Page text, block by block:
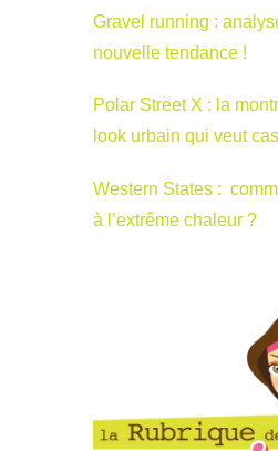
Gravel running :
nouvelle tendance !
Polar Street X : la
look urbain qui veut
Western States :
à l’extrême chaleur ?